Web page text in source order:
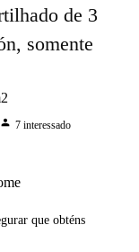
de 3
somente
person 7 interessado
que obténs